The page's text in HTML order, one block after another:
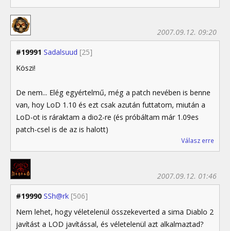
#19991 Sadalsuud [25]
2007.09.12. 09:20
Köszi!
De nem... Elég egyértelmű, még a patch nevében is benne
van, hoy LoD 1.10 és ezt csak azután futtatom, miután a
LoD-ot is ráraktam a dio2-re (és próbáltam már 1.09es
patch-csel is de az is halott)
Válasz erre
#19990 SSh@rk [506]
2007.09.12. 01:46
Nem lehet, hogy véletelenül összekeverted a sima Diablo 2
javítást a LOD javítással, és véletelenül azt alkalmaztad?